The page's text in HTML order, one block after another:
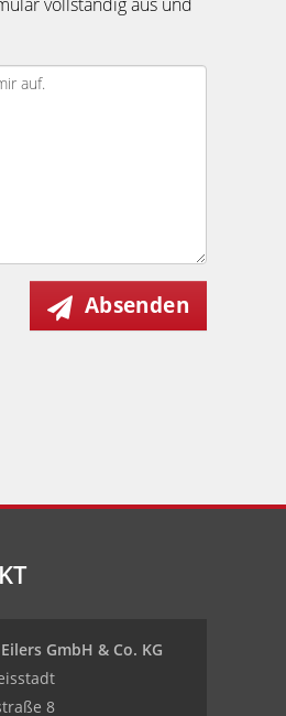
Absenden
GmbH & Co. KG
8